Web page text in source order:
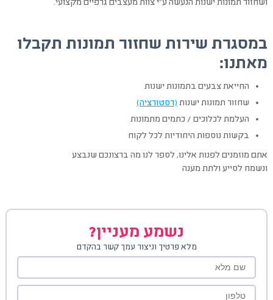
ושחזור תמונות ישנות הנעשה ע"י צוות מעצבים גרפיים מקצועי.
במסגרת שירות שחזור תמונות תקבלו
מאתנו:
החייאת צבעים בתמונות ישנות
שחזור תמונות ישנות (רסטורציה)
העלמת לכלוכים / כתמים מתמונות
בקשות נוספות היחודיות לכל לקוח
אתם מוזמנים לפנות אלינו, לספר לנו מה ברצונכם שנבצע
ונשמח לסייע ולתת מענה
נשמע מעניין?
מלא פרטיך וניצור עמך קשר בהקדם